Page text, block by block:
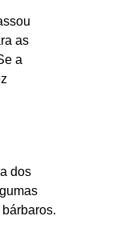
as
a
dos